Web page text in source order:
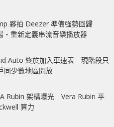
夥拍 Deezer 準備強勢回歸
‧重新定義串流音樂播放器
Auto 終於加入車速表 現階段只
同少數地區開放
Rubin 架構曝光 Vera Rubin 平
算力